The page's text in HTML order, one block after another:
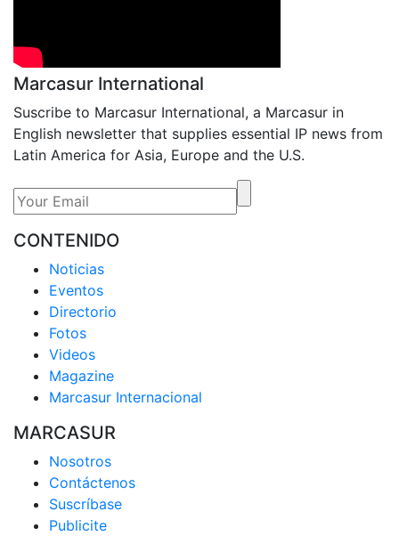
Marcasur International
Suscribe to Marcasur International, a Marcasur in
English newsletter that supplies essential IP news from
Latin America for Asia, Europe and the U.S.
CONTENIDO
Noticias
Eventos
Directorio
Fotos
Videos
Magazine
Marcasur Internacional
MARCASUR
Nosotros
Contáctenos
Suscríbase
Publicite